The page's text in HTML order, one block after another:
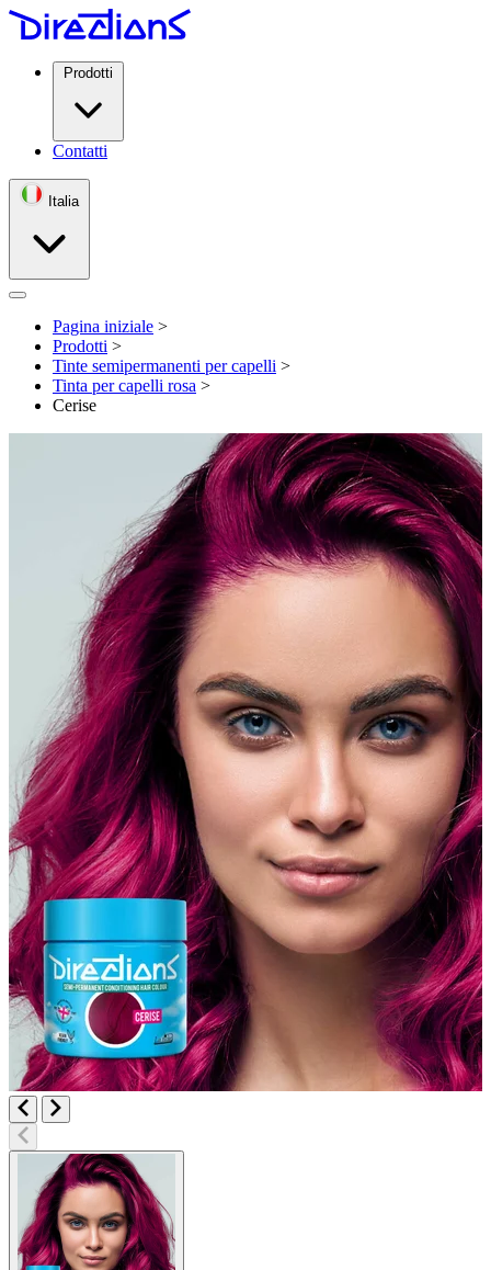
Prodotti
Contatti
Italia
Open menu
Pagina iniziale >
Prodotti >
Tinte semipermanenti per capelli >
Tinta per capelli rosa >
Cerise